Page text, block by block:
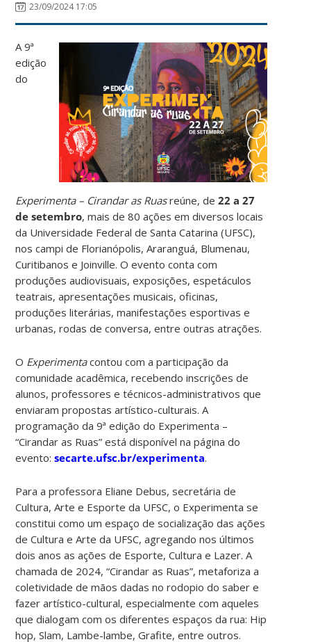
23/09/2024 17:05
A 9ª
edição
do
Experimenta – Cirandar as Ruasreúne, de22 a 27
de setembro, mais de 80 ações em diversos locais
da Universidade Federal de Santa Catarina (UFSC),
nos campi de Florianópolis, Araranguá, Blumenau,
Curitibanos e Joinville. O evento conta com
produções audiovisuais, exposições, espetáculos
teatrais, apresentações musicais, oficinas,
produções literárias, manifestações esportivas e
urbanas, rodas de conversa, entre outras atrações.
O Experimentacontou com a participação da
comunidade acadêmica, recebendo inscrições de
alunos, professores e técnicos-administrativos que
enviaram propostas artístico-culturais.A
programação da 9ª edição do Experimenta –
“Cirandar as Ruas” está disponível na página do
evento:secarte.ufsc.br/experimenta.
Para a professora Eliane Debus, secretária de
Cultura, Arte e Esporte da UFSC, o Experimenta se
constitui como um espaço de socialização das ações
de Cultura e Arte da UFSC, agregando nos últimos
dois anos as ações de Esporte, Cultura e Lazer. A
chamada de 2024, “Cirandar as Ruas”, metaforiza a
coletividade de mãos dadas no rodopio do saber e
fazer artístico-cultural, especialmente com aqueles
que dialogam com os diferentes espaços da rua: Hip
hop, Slam, Lambe-lambe, Grafite, entre outros.